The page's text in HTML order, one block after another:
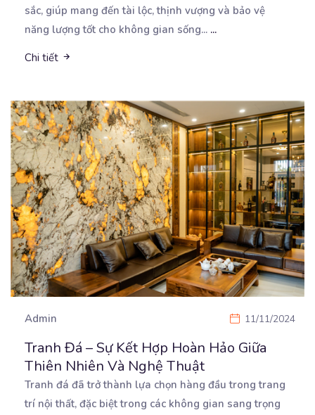
sắc, giúp mang đến tài lộc, thịnh vượng và bảo vệ
năng lượng tốt cho không gian sống... ...
Chi tiết
Admin 11/11/2024
Tranh Đá – Sự Kết Hợp Hoàn Hảo Giữa
Thiên Nhiên Và Nghệ Thuật
Tranh đá đã trở thành lựa chọn hàng đầu trong trang
trí nội thất, đặc biệt trong các không gian sang trọng